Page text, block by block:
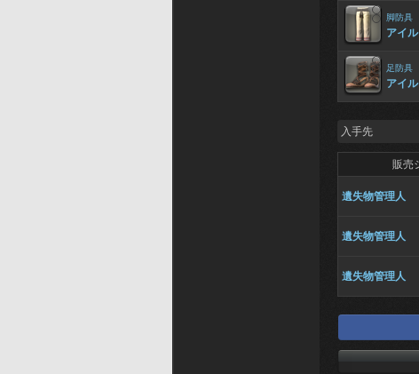
脚防具
アイ
足防具
アイ
入手先
販売
遺失物管理人
遺失物管理人
遺失物管理人